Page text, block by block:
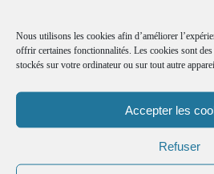
Nous utilisons les cookies afin d’améliorer
offrir certaines fonctionnalités. Les cookies sont
stockés sur votre ordinateur ou sur tout autre
Accepter les
Refuser